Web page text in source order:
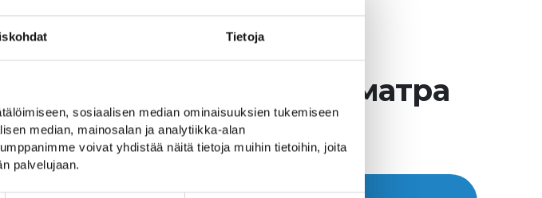
Tietoja
sosiaalisen median ominaisuuksien tukemiseen
median, mainosalan ja analytiikka-alan
voivat yhdistää näitä tietoja muihin tietoihin, joita
palvelujaan.
Уконниеми города Иматра